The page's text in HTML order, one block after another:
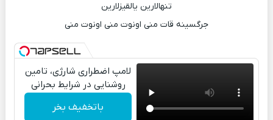
تنهالارین یالقیزلارین
جرگسینه قات منی اونوت منی اونوت منی
لامپ اضطراری شارژی، تامین
روشنایی در شرایط بحرانی
باتخفیف بخر